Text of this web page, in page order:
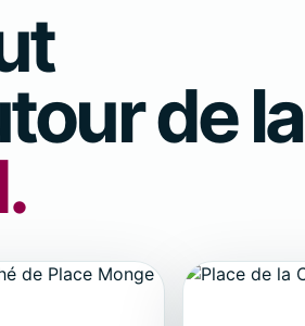
de la